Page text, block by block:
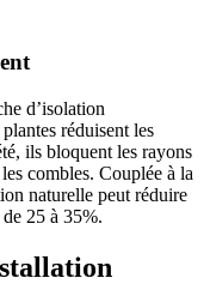
d’isolation
réduisent les
ils bloquent les rayons
combles. Couplée à la
naturelle peut réduire
25 à 35%.